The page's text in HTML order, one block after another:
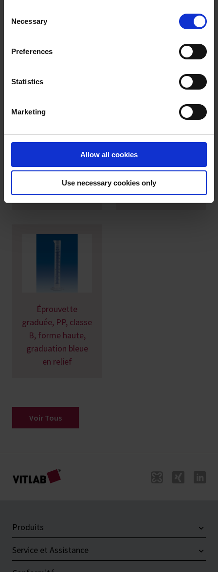
follow your cookie preferences for future page visits. The
privacy level in the USA does not correspond to EU
standards, and it cannot be excluded that US authorities
access your data on US servers.
For more information on cookies and the use of your
data privacy statement.
Imprint
Selection
Necessary
Preferences
Statistics
Marketing
Allow all cookies
Use necessary cookies only
Éprouvette
graduée, PMP,
classe A, forme
haute, graduation
imprimée en rouge
Éprouvette
graduée, PMP,
classe A, forme
haute, graduation
en relief
Éprouvette
graduée, PP, classe
B, forme haute,
graduation bleue
en relief
Voir Tous
Produits
Service et Assistance